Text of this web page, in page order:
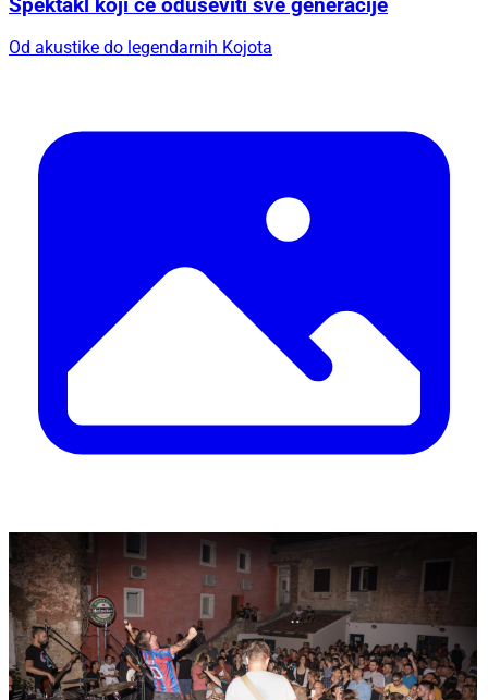
Spektakl koji će oduševiti sve generacije
Od akustike do legendarnih Kojota